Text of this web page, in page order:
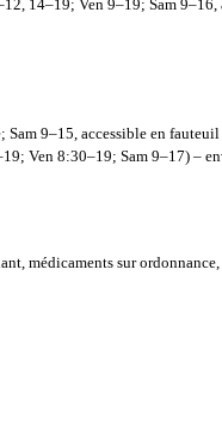
14–19; Ven 9–19; Sam
9–15, accessible en
Ven 8:30–19; Sam 9–17) –
médicaments sur